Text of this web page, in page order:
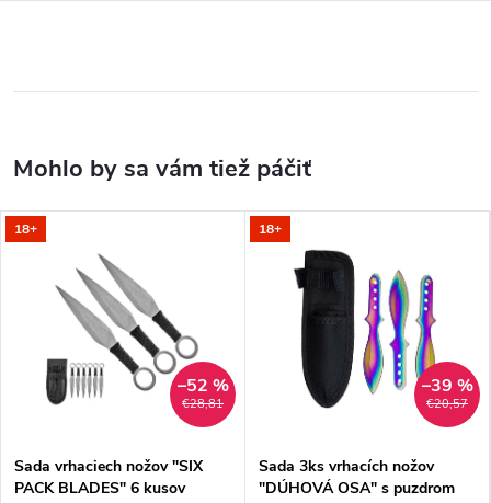
18+
€28,81
–52 %
Sada vrhaciech nožov "SIX
PACK BLADES" 6 kusov
18+
€20,57
–39 %
Sada 3ks vrhacích nožov
"DÚHOVÁ OSA" s puzdrom